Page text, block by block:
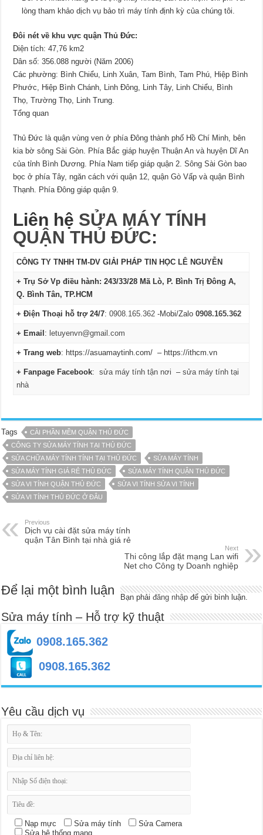
lòng tham khảo dịch vụ bảo trì máy tính định kỳ của chúng tôi.
Đôi nét về khu vực quận Thủ Đức:
Diện tích: 47,76 km2
Dân số: 356.088 người (Năm 2006)
Các phường: Bình Chiểu, Linh Xuân, Tam Bình, Tam Phú, Hiệp Bình
Phước, Hiệp Bình Chánh, Linh Đông, Linh Tây, Linh Chiểu, Bình
Thọ, Trường Thọ, Linh Trung.
Tổng quan
Thủ Đức là quận vùng ven ở phía Đông thành phố Hồ Chí Minh, bên
kia bờ sông Sài Gòn. Phía Bắc giáp huyện Thuận An và huyện Dĩ An
của tỉnh Bình Dương. Phía Nam tiếp giáp quận 2. Sông Sài Gòn bao
bọc ở phía Tây, ngăn cách với quận 12, quận Gò Vấp và quận Bình
Thạnh. Phía Đông giáp quận 9.
Liên hệ SỬA MÁY TÍNH
QUẬN THỦ ĐỨC:
CÔNG TY TNHH TM-DV GIẢI PHÁP TIN HỌC LÊ NGUYỄN
+ Trụ Sở Vp điều hành: 243/33/28 Mã Lò, P. Bình Trị Đông A,
Q. Bình Tân, TP.HCM
+ Điện Thoại hỗ trợ 24/7:0908.165.362 -Mobi/Zalo0908.165.362
+ Email:letuyenvn@gmail.com
+ Trang web: https://asuamaytinh.com/ – https://ithcm.vn
+ Fanpage Facebook:sửa máy tính tận nơi –sửa máy tính tại
nhà
Tags
CÀI PHẦN MỀM QUẬN THỦ ĐỨC
CÔNG TY SỬA MÁY TÍNH TẠI THỦ ĐỨC
SỬA CHỮA MÁY TÍNH TÍNH TẠI THỦ ĐỨC
SỬA MÁY TÍNH
SỬA MÁY TÍNH GIÁ RẺ THỦ ĐỨC
SỬA MÁY TÍNH QUẬN THỦ ĐỨC
SỬA VI TÍNH QUẬN THỦ ĐỨC
SỬA VI TÍNH SỬA VI TÍNH
SỬA VI TÍNH THỦ ĐỨC Ở ĐÂU
Previous
Dịch vụ cài đặt sửa máy tính
quận Tân Bình tại nhà giá rẻ
Next
Thi công lắp đặt mạng Lan wifi
Net cho Công ty Doanh nghiệp
Để lại một bình luận Bạn phảiđăng nhập để gửi bình luận.
Sửa máy tính – Hỗ trợ kỹ thuật
0908.165.362
0908.165.362
Yêu cầu dịch vụ
Nạp mực Sửa máy tính
Sửa Camera
Sửa hệ thống mạng